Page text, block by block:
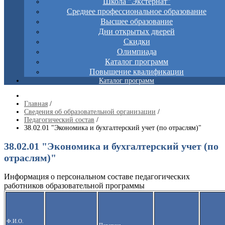
Среднее профессиональное образование
Высшее образование
Дни открытых дверей
Скидки
Олимпиада
Каталог программ
Повышение квалификации
Каталог программ
Главная /
Сведения об образовательной организации /
Педагогический состав /
38.02.01 "Экономика и бухгалтерский учет (по отраслям)"
38.02.01 "Экономика и бухгалтерский учет (по
отраслям)"
Информация о персональном составе педагогических
работников образовательной программы
Ф.И.О.